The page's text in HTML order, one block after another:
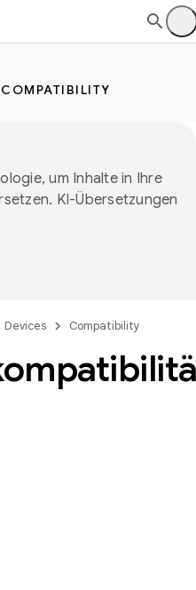
COMPATIBILITY
um Inhalte in Ihre
KI-Übersetzungen
Devices Compatibility